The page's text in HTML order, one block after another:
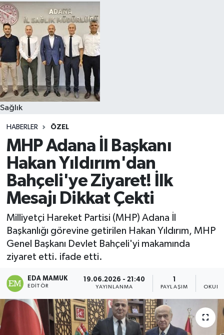
Sağlık
HABERLER ÖZEL
MHP Adana İl Başkanı
Hakan Yıldırım'dan
Bahçeli'ye Ziyaret! İlk
Mesajı Dikkat Çekti
Milliyetçi Hareket Partisi (MHP) Adana İl
Başkanlığı görevine getirilen Hakan Yıldırım, MHP
Genel Başkanı Devlet Bahçeli'yi makamında
ziyaret etti. ifade etti.
EDA MAMUK
EDITÖR
19.06.2026 - 21:40
YAYINLANMA PAYLAŞIM